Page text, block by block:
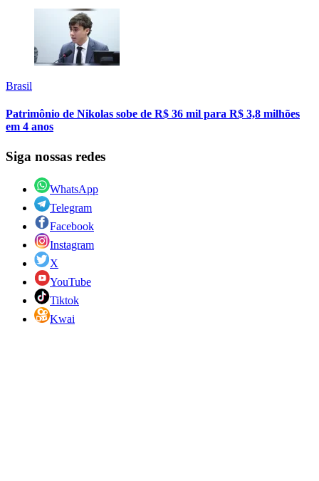
Brasil
Patrimônio de Nikolas sobe de R$ 36 mil para R$ 3,8 milhões
em 4 anos
Siga nossas redes
WhatsApp
Telegram
Facebook
Instagram
X
YouTube
Tiktok
Kwai